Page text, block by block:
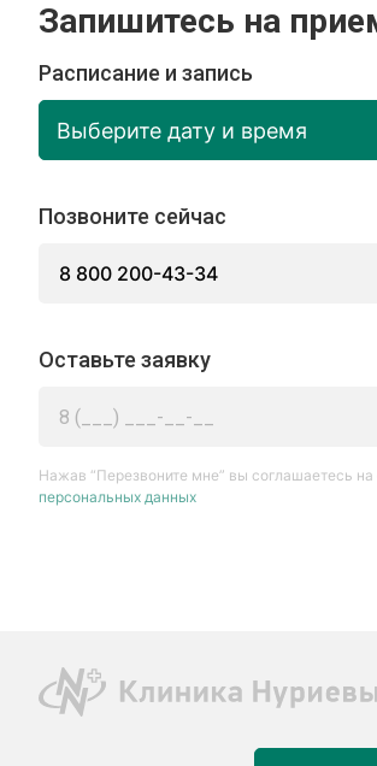
Запишитесь на
Расписание и запись
Выберите дату и время
Позвоните сейчас
8 800 200-43-34
Оставьте заявку
Нажав “Перезвоните мне” вы соглашаетесь на
персональных данных